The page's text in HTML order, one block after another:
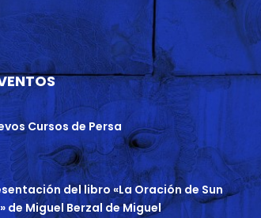
Cursos de Persa
del libro «La Oración de Sun
de Miguel Berzal de Miguel